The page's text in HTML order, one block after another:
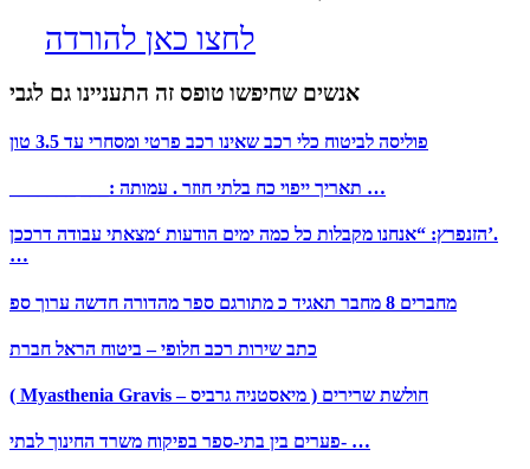
לחצו כאן להורדה
אנשים שחיפשו טופס זה התעניינו גם לגבי
פוליסה לביטוח כלי רכב שאינו רכב פרטי ומסחרי עד 3.5 טון
_______ ___: תאריך ייפוי כח בלתי חוזר . עמותה …
הזנפרץ: “אנחנו מקבלות כל כמה ימים הודעות ‘מצאתי עבודה דרככן’.
…
מחברים 8 מחבר תאגיד כ מתורגם ספר מהדורה חדשה ערוך ספ
כתב שירות רכב חלופי – ביטוח הראל חברת
( Myasthenia Gravis – מיאסטניה גרביס ) חולשת שרירים
פערים בין בתי-ספר בפיקוח משרד החינוך לבתי- …